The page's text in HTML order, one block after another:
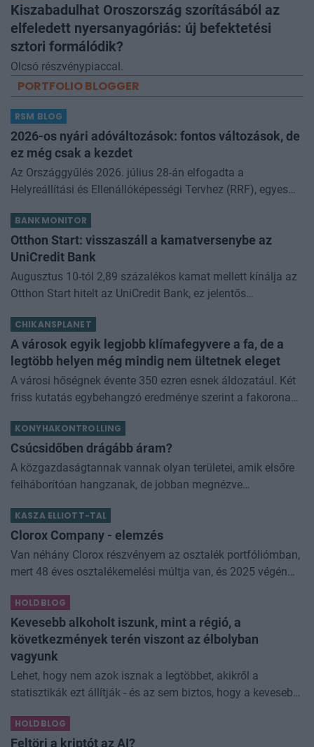
Kiszabadulhat Oroszország szorításából az
elfeledett nyersanyagóriás: új befektetési
sztori formálódik?
Olcsó részvénypiaccal.
PORTFOLIO BLOGGER
RSM BLOG
2026-os nyári adóváltozások: fontos változások, de
ez még csak a kezdet
Az Országgyűlés 2026. július 28-án elfogadta a
Helyreállítási és Ellenállóképességi Tervhez (RRF), egyes
kapcsolódó adóintézkedésekről, v
BANKMONITOR
Otthon Start: visszaszáll a kamatversenybe az
UniCredit Bank
Augusztus 10-tól 2,89 százalékos kamat mellett kínálja az
Otthon Start hitelt az UniCredit Bank, ez jelentős
kamathoz képest. De arról sem s
CHIKANSPLANET
A városok egyik legjobb klímafegyvere a fa, de a
legtöbb helyen még mindig nem ültetnek eleget
A városi hőségnek évente 350 ezren esnek áldozatául. Két
friss kutatás egybehangzó eredménye szerint a fakorona
KONYHAKONTROLLING
Csúcsidőben drágább áram?
A közgazdaságtannak vannak olyan területei, amik elsőre
felháborítóan hangzanak, de jobban megnézve
némi kellemetlenséggel is járnak. Az
KASZA ELLIOTT-TAL
Clorox Company - elemzés
Van néhány Clorox részvényem az osztalék portfóliómban,
mert 48 éves osztalékemelési múltja van, és 2025 végén
dividend king-et. Azt
HOLDBLOG
Kevesebb alkoholt iszunk, mint a régió, a
következmények terén viszont az élbolyban
vagyunk
Lehet, hogy nem azok isznak a legtöbbet, akikről a
statisztikák ezt állítják - és az sem biztos, hogy a kevesebb
Kevesebb alkoholt iszunk
HOLDBLOG
Feltöri a kriptót az AI?